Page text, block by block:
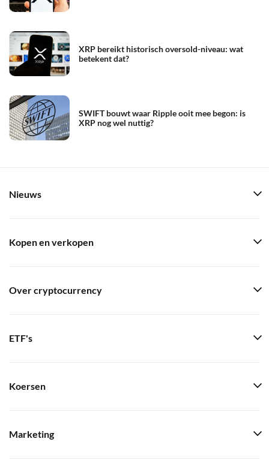
XRP bereikt historisch oversold-niveau: wat
betekent dat?
SWIFT bouwt waar Ripple ooit mee begon: is
XRP nog wel nuttig?
Nieuws
Kopen en verkopen
Over cryptocurrency
ETF's
Koersen
Marketing